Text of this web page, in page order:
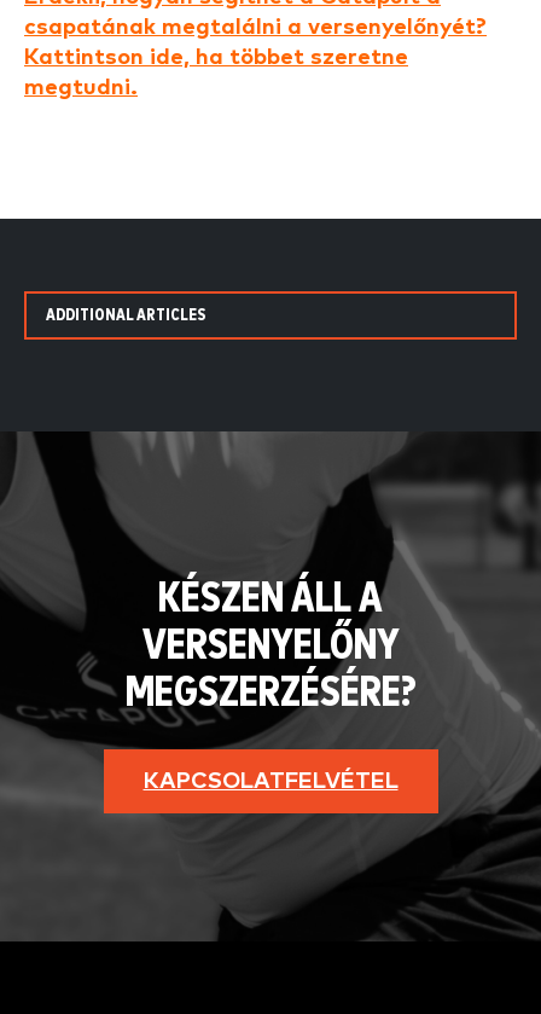
csapatának megtalálni a versenyelőnyét?
Kattintson ide, ha többet szeretne
megtudni.
ADDITIONAL ARTICLES
KÉSZEN ÁLL A
VERSENYELŐNY
MEGSZERZÉSÉRE?
KAPCSOLATFELVÉTEL